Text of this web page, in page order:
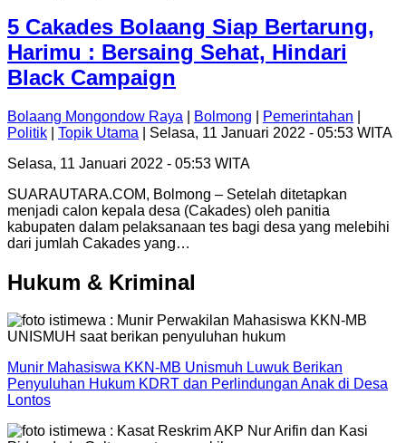
5 Cakades Bolaang Siap Bertarung,
Harimu : Bersaing Sehat, Hindari
Black Campaign
Bolaang Mongondow Raya Bolmong Pemerintahan
Politik
Topik Utama | Selasa, 11 Januari 2022 - 05:53 WITA
Selasa, 11 Januari 2022 - 05:53 WITA
SUARAUTARA.COM, Bolmong – Setelah ditetapkan
menjadi calon kepala desa (Cakades) oleh panitia
kabupaten dalam pelaksanaan tes bagi desa yang melebihi
dari jumlah Cakades yang…
Hukum & Kriminal
Munir Mahasiswa KKN-MB Unismuh Luwuk Berikan
Penyuluhan Hukum KDRT dan Perlindungan Anak di Desa
Lontos